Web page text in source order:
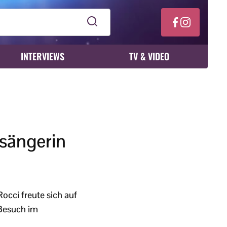
INTERVIEWS TV & VIDEO
freute sich auf
im